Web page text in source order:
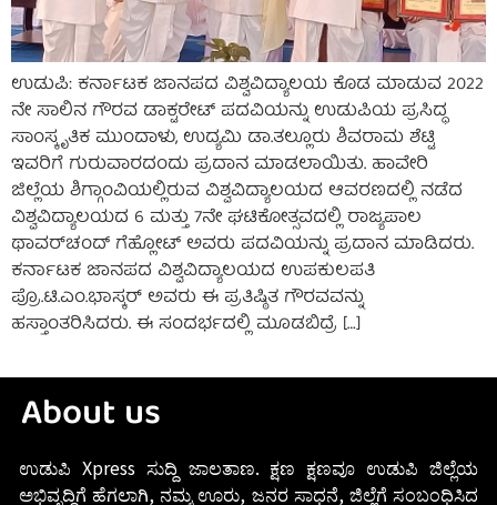
ಉಡುಪಿ: ಕರ್ನಾಟಕ ಜಾನಪದ ವಿಶ್ವವಿದ್ಯಾಲಯ ಕೊಡ ಮಾಡುವ 2022
ನೇ ಸಾಲಿನ ಗೌರವ ಡಾಕ್ಟರೇಟ್ ಪದವಿಯನ್ನು ಉಡುಪಿಯ ಪ್ರಸಿದ್ಧ
ಸಾಂಸ್ಕೃತಿಕ ಮುಂದಾಳು, ಉದ್ಯಮಿ ಡಾ.ತಲ್ಲೂರು ಶಿವರಾಮ ಶೆಟ್ಟಿ
ಇವರಿಗೆ ಗುರುವಾರದಂದು ಪ್ರದಾನ ಮಾಡಲಾಯಿತು. ಹಾವೇರಿ
ಜಿಲ್ಲೆಯ ಶಿಗ್ಗಾಂವಿಯಲ್ಲಿರುವ ವಿಶ್ವವಿದ್ಯಾಲಯದ ಆವರಣದಲ್ಲಿ ನಡೆದ
ವಿಶ್ವವಿದ್ಯಾಲಯದ 6 ಮತ್ತು 7ನೇ ಘಟಿಕೋತ್ಸವದಲ್ಲಿ ರಾಜ್ಯಪಾಲ
ಥಾವರ್‌ಚಂದ್ ಗೆಹ್ಲೋಟ್ ಅವರು ಪದವಿಯನ್ನು ಪ್ರದಾನ ಮಾಡಿದರು.
ಕರ್ನಾಟಕ ಜಾನಪದ ವಿಶ್ವವಿದ್ಯಾಲಯದ ಉಪಕುಲಪತಿ
ಪ್ರೊ.ಟಿ.ಎಂ.ಭಾಸ್ಕರ್ ಅವರು ಈ ಪ್ರತಿಷ್ಠಿತ ಗೌರವವನ್ನು
ಹಸ್ತಾಂತರಿಸಿದರು. ಈ ಸಂದರ್ಭದಲ್ಲಿ ಮೂಡಬಿದ್ರೆ […]
About us
ಉಡುಪಿ Xpress ಸುದ್ದಿ ಜಾಲತಾಣ. ಕ್ಷಣ ಕ್ಷಣವೂ ಉಡುಪಿ ಜಿಲ್ಲೆಯ
ಅಭಿವೃದ್ಧಿಗೆ ಹೆಗಲಾಗಿ, ನಮ್ಮ ಊರು, ಜನರ ಸಾಧನೆ, ಜಿಲ್ಲೆಗೆ ಸಂಬಂಧಿಸಿದ